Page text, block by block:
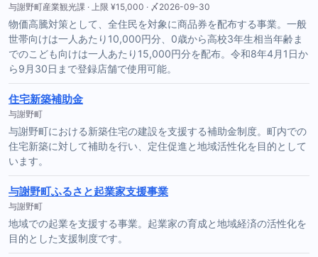
与謝野町産業観光課 · 上限 ¥15,000 · 〆2026-09-30
物価高騰対策として、全住民を対象に商品券を配布する事業。一般
世帯向けは一人あたり10,000円分、0歳から高校3年生相当年齢ま
でのこども向けは一人あたり15,000円分を配布。令和8年4月1日か
ら9月30日まで登録店舗で使用可能。
住宅新築補助金
与謝野町
与謝野町における新築住宅の建設を支援する補助金制度。町内での
住宅新築に対して補助を行い、定住促進と地域活性化を目的として
います。
与謝野町ふるさと起業家支援事業
与謝野町
地域での起業を支援する事業。起業家の育成と地域経済の活性化を
目的とした支援制度です。